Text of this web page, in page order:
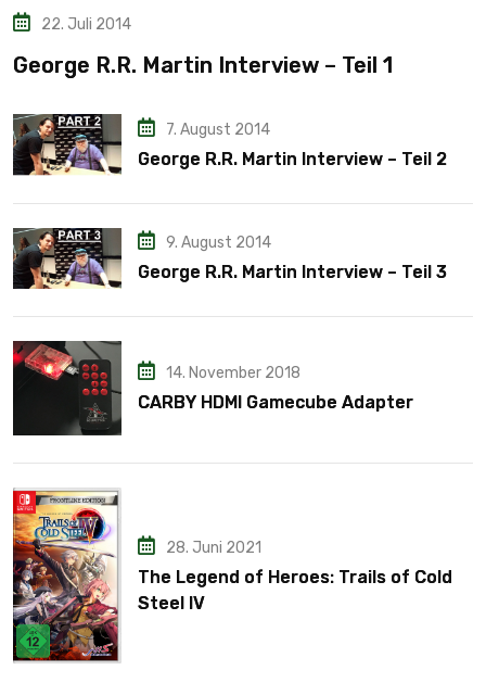
22. Juli 2014
George R.R. Martin Interview – Teil 1
7. August 2014
George R.R. Martin Interview – Teil 2
9. August 2014
George R.R. Martin Interview – Teil 3
14. November 2018
CARBY HDMI Gamecube Adapter
28. Juni 2021
The Legend of Heroes: Trails of Cold
Steel IV